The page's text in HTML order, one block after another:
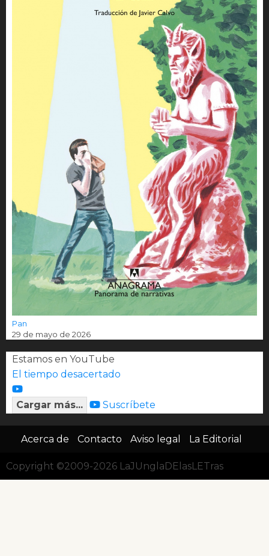
Pan
29 de mayo de 2026
Estamos en YouTube
El tiempo desacertado
Cargar más... Suscríbete
Acerca de Contacto Aviso legal La Editorial
Copyright ©2009-2026 LaJUnglaDElasLETras